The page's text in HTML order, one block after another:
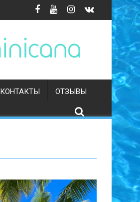
КОНТАКТЫ ОТЗЫВЫ